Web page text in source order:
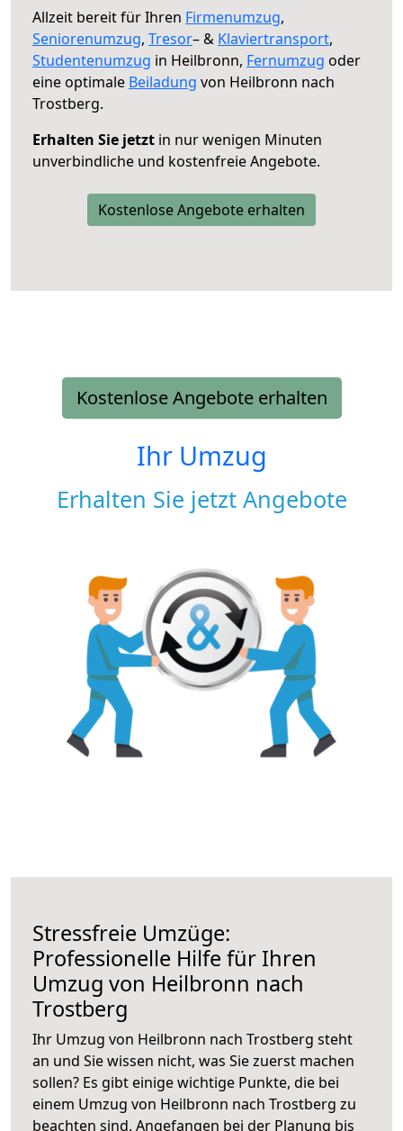
Allzeit bereit für Ihren Firmenumzug,
Seniorenumzug, Tresor– & Klaviertransport,
Studentenumzug in Heilbronn, Fernumzug oder
eine optimale Beiladung von Heilbronn nach
Trostberg.
Erhalten Sie jetzt in nur wenigen Minuten
unverbindliche und kostenfreie Angebote.
Kostenlose Angebote erhalten
Kostenlose Angebote erhalten
Ihr Umzug
Erhalten Sie jetzt Angebote
Stressfreie Umzüge:
Professionelle Hilfe für Ihren
Umzug von Heilbronn nach
Trostberg
Ihr Umzug von Heilbronn nach Trostberg steht
an und Sie wissen nicht, was Sie zuerst machen
sollen? Es gibt einige wichtige Punkte, die bei
einem Umzug von Heilbronn nach Trostberg zu
beachten sind. Angefangen bei der Planung bis